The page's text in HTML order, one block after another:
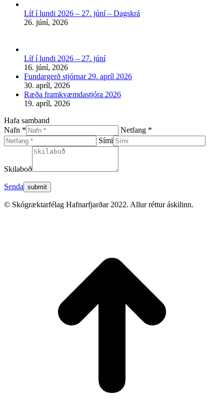
window
Líf í lundi 2026 – 27. júní – Dagskrá
26. júní, 2026
Líf í lundi 2026 – 27. júní
16. júní, 2026
Fundargerð stjórnar 29. apríl 2026
30. apríl, 2026
Ræða framkvæmdastjóra 2026
19. apríl, 2026
Hafa samband
Nafn *
Netfang *
Sími
Skilaboð
Senda
© Skógræktarfélag Hafnarfjarðar 2022. Allur réttur áskilinn.